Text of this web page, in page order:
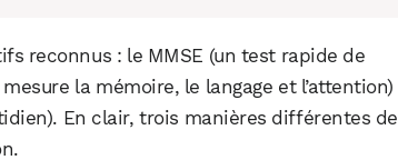
reconnus : le MMSE (un test rapide de
la mémoire, le langage et l’attention)
En clair, trois manières différentes de